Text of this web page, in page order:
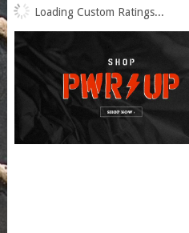
Loading Custom Ratings...